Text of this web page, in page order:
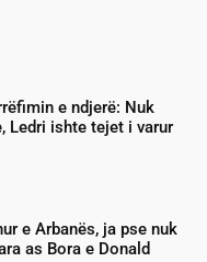
e ndjerë: Nuk
Ledri ishte tejet i varur
e Arbanës, ja pse nuk
as Bora e Donald